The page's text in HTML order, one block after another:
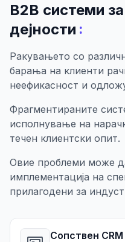
B2B системи
дејности :
Ракувањето со
барања на клиенти
неефикасност и
Фрагментираните
исполнување на
течен клиентски опит.
Овие проблеми може
имплементација на
прилагодени за
Сопствен